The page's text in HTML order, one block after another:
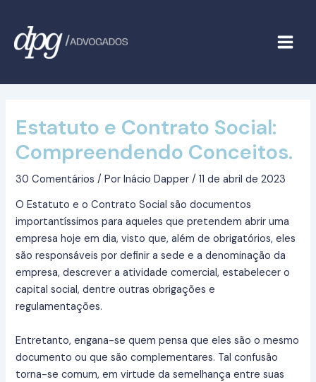
conteúdo
Menu
Estatuto e Contrato Social:
Compreendendo Conceitos.
30 Comentários / PorInácio Dapper/11 de abril de 2023
O Estatuto e o Contrato Social são documentos
importantíssimos para aqueles que pretendem abrir uma
empresa hoje em dia, visto que, além de obrigatórios, eles
são responsáveis por definir a sede e a denominação da
empresa, descrever a atividade comercial, estabelecer o
capital social, dentre outras obrigações e
regulamentações.
Entretanto, engana-se quem pensa que eles são o mesmo
documento ou que são complementares. Tal confusão
torna-se comum, em virtude da semelhança entre suas
navigation